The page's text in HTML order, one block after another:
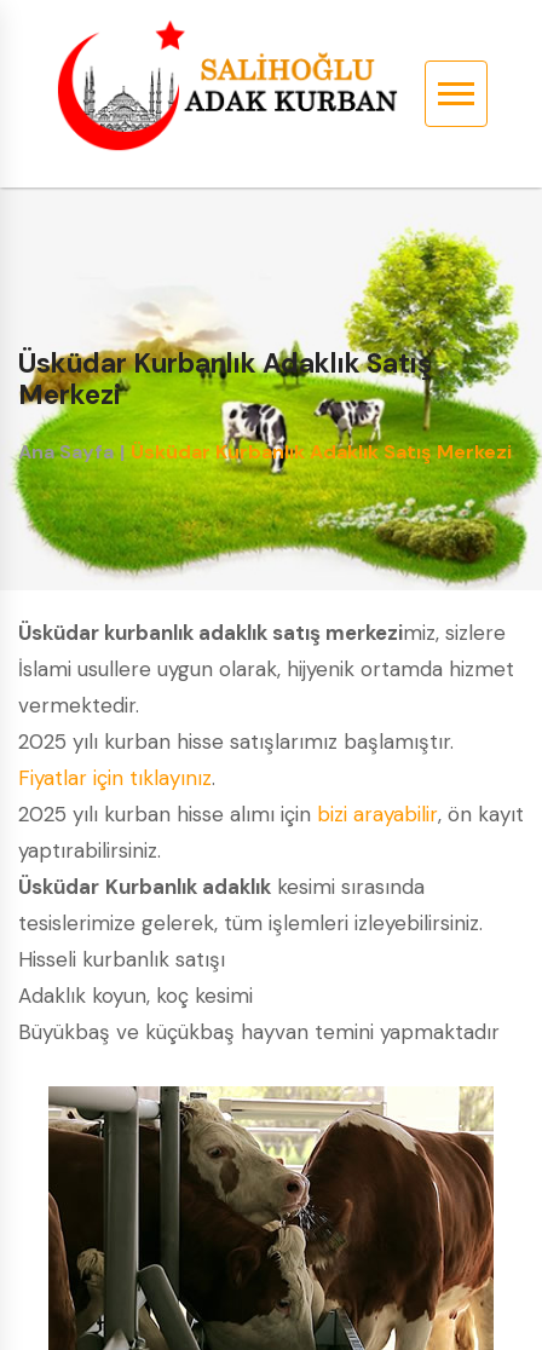
Üsküdar Kurbanlık Adaklık Satış
Merkezi
Ana Sayfa | Üsküdar Kurbanlık Adaklık Satış Merkezi
Üsküdar kurbanlık adaklık satış merkezimiz, sizlere
İslami usullere uygun olarak, hijyenik ortamda hizmet
vermektedir.
2025 yılı kurban hisse satışlarımız başlamıştır.
Fiyatlar için tıklayınız.
2025 yılı kurban hisse alımı için bizi arayabilir, ön kayıt
yaptırabilirsiniz.
Üsküdar Kurbanlık adaklık kesimi sırasında
tesislerimize gelerek, tüm işlemleri izleyebilirsiniz.
Hisseli kurbanlık satışı
Adaklık koyun, koç kesimi
Büyükbaş ve küçükbaş hayvan temini yapmaktadır